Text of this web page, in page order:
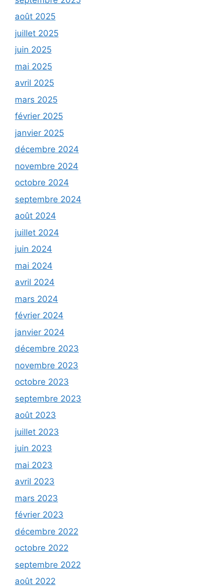
août 2025
juillet 2025
juin 2025
mai 2025
avril 2025
mars 2025
février 2025
janvier 2025
décembre 2024
novembre 2024
octobre 2024
septembre 2024
août 2024
juillet 2024
juin 2024
mai 2024
avril 2024
mars 2024
février 2024
janvier 2024
décembre 2023
novembre 2023
octobre 2023
septembre 2023
août 2023
juillet 2023
juin 2023
mai 2023
avril 2023
mars 2023
février 2023
décembre 2022
octobre 2022
septembre 2022
août 2022